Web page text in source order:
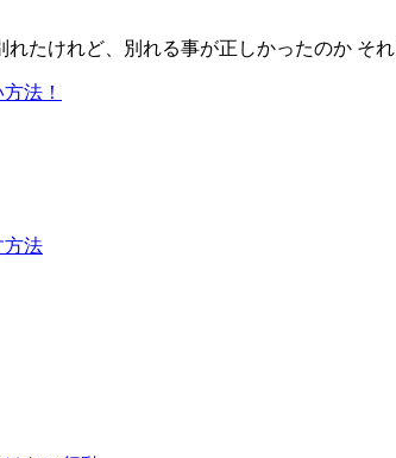
たけれど、別れる事が正しかったのか そ
法！
方法